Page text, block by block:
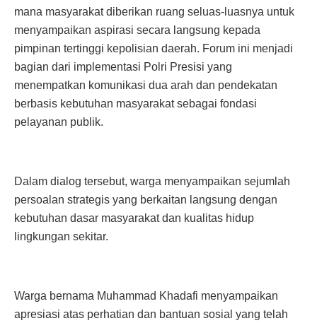
mana masyarakat diberikan ruang seluas-luasnya untuk
menyampaikan aspirasi secara langsung kepada
pimpinan tertinggi kepolisian daerah. Forum ini menjadi
bagian dari implementasi Polri Presisi yang
menempatkan komunikasi dua arah dan pendekatan
berbasis kebutuhan masyarakat sebagai fondasi
pelayanan publik.
Dalam dialog tersebut, warga menyampaikan sejumlah
persoalan strategis yang berkaitan langsung dengan
kebutuhan dasar masyarakat dan kualitas hidup
lingkungan sekitar.
Warga bernama Muhammad Khadafi menyampaikan
apresiasi atas perhatian dan bantuan sosial yang telah